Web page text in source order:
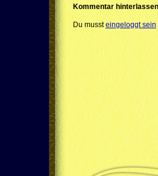
Kommentar hinterlassen
Du mussteingeloggt sein